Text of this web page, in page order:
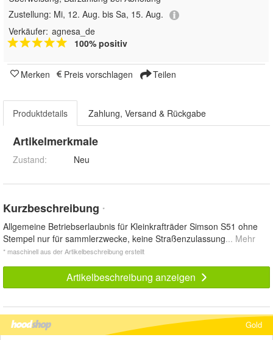
Zustellung: Mi, 12. Aug. bis Sa, 15. Aug.
Verkäufer: agnesa_de
100% positiv
Merken Preis vorschlagen Teilen
Produktdetails Zahlung, Versand & Rückgabe
Artikelmerkmale
Zustand: Neu
Kurzbeschreibung *
Allgemeine Betriebserlaubnis für Kleinkrafträder Simson S51 ohne
Stempel nur für sammlerzwecke, keine Straßenzulassung... Mehr
* maschinell aus der Artikelbeschreibung erstellt
Artikelbeschreibung anzeigen
Gold